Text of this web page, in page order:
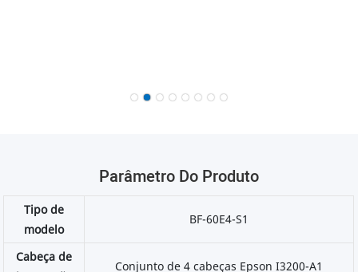
Parâmetro Do Produto
Tipo de
modelo
BF-60E4-S1
Cabeça de
Conjunto de 4 cabeças Epson I3200-A1